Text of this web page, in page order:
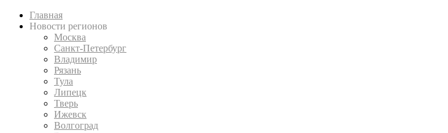
Главная
Новости регионов
Москва
Санкт-Петербург
Владимир
Рязань
Тула
Липецк
Тверь
Ижевск
Волгоград